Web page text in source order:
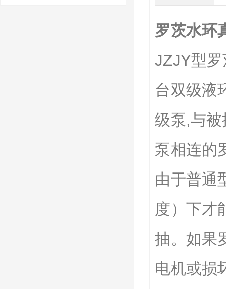
罗茨水环
JZJY型
台双级液
级泵,与
泵相连的
由于普通
度）下才
抽。如果
电机或损